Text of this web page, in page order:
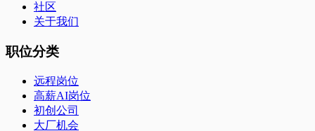
社区
关于我们
职位分类
远程岗位
高薪AI岗位
初创公司
大厂机会